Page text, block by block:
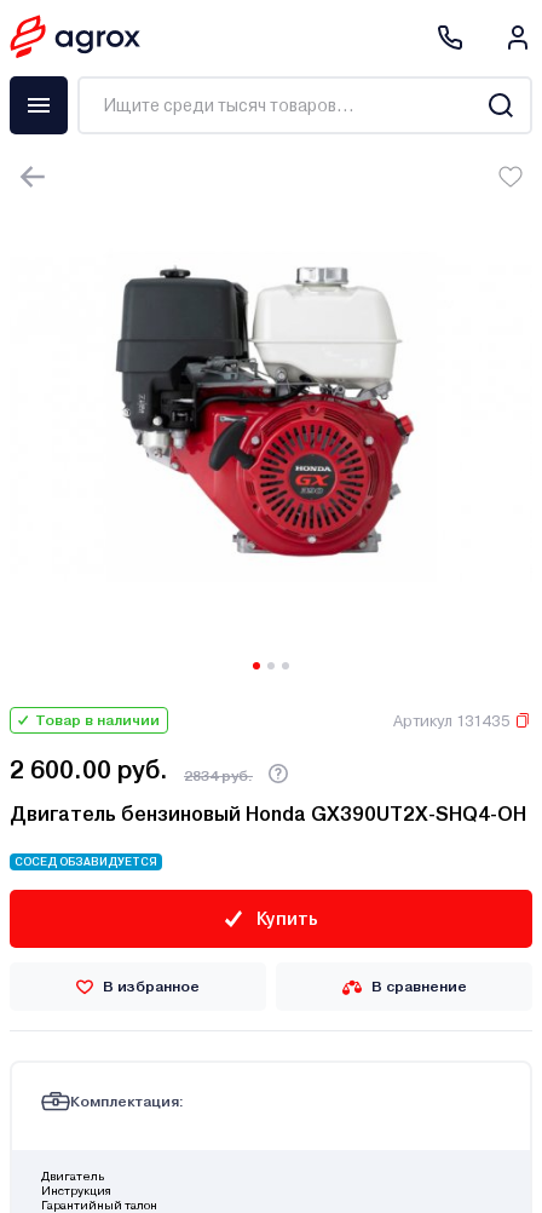
Товар в наличии Артикул 131435
2 600.00 руб. 2834 руб.
Двигатель бензиновый Honda GX390UT2Х-SHQ4-OH
СОСЕД ОБЗАВИДУЕТСЯ
Купить
В избранное В сравнение
Комплектация:
Двигатель
Инструкция
Гарантийный талон